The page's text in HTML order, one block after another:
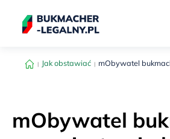
Jak obstawiać mObywatel
mObywatel